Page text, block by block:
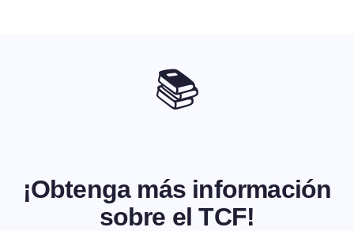
📚
¡Obtenga más información
sobre el TCF!